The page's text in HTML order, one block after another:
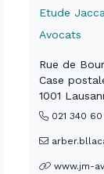
Etude
Avocats
Rue de
Case
1001
021 340 60
www.jm-